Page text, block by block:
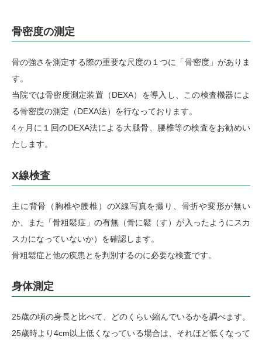
骨密度の測定
骨の強さを測定する際の重要な尺度の１つに「骨密度」がありま
す。
当院では骨密度測定装置（DEXA）を導入し、この検査機器によ
る骨密度の測定（DEXA法）を行なっております。
4ヶ月に１回のDEXA法による大腿骨、腰椎等の検査をお勧めい
たします。
X線検査
主に背骨（胸椎や腰椎）のX線写真を撮り、骨折や変形が無い
か、また「骨粗鬆症」の有無（骨に鬆（す）が入ったようにスカ
スカになっていないか）を確認します。
骨粗鬆症と他の疾患とを判別するのに必要な検査です。
身体測定
25歳の頃の身長と比べて、どのくらい縮んでいるかを調べます。
25歳時より4cm以上低くなっている場合は、それほど低くなって